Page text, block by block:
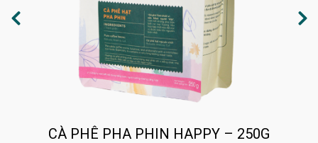
CÀ PHÊ PHA PHIN HAPPY – 250G